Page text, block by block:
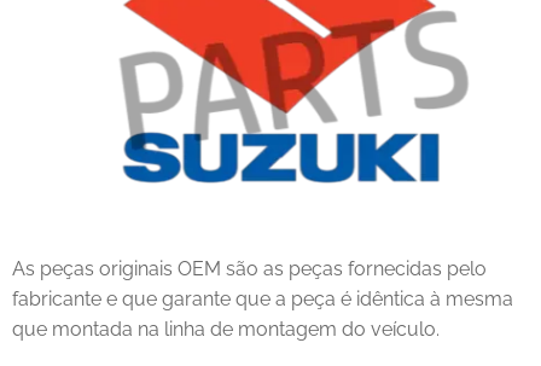
As peças originais OEM são as peças fornecidas pelo
fabricante e que garante que a peça é idêntica à mesma
que montada na linha de montagem do veículo.